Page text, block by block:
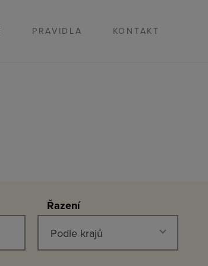
PRAVIDLA KONTAKT
Řazení
Podle krajů